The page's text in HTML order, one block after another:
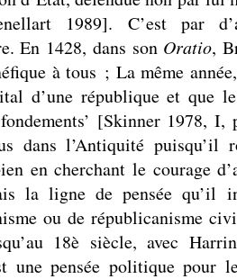
1989]. C’est par
En 1428, dans son Oratio,
à tous ; La même
d’une république et que
[Skinner 1978,
dans l’Antiquité puisqu’il
en cherchant le courage
la ligne de pensée qu’il
ou de républicanisme
18è siècle, avec
une pensée politique pour